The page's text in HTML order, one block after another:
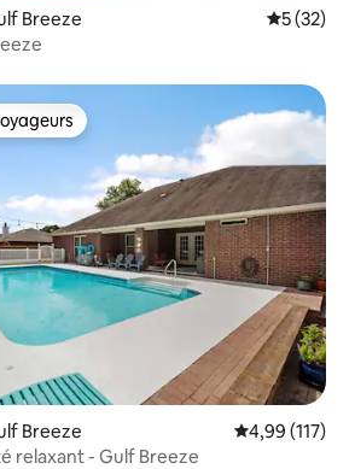
Breeze
5 (32)
les plus appréciés
Breeze Évaluation
4,99 (117)
relaxant - Gulf Breeze